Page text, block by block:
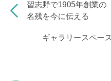
sL
習志野で1905年創業
名残を今に伝える
ギャラリースペー